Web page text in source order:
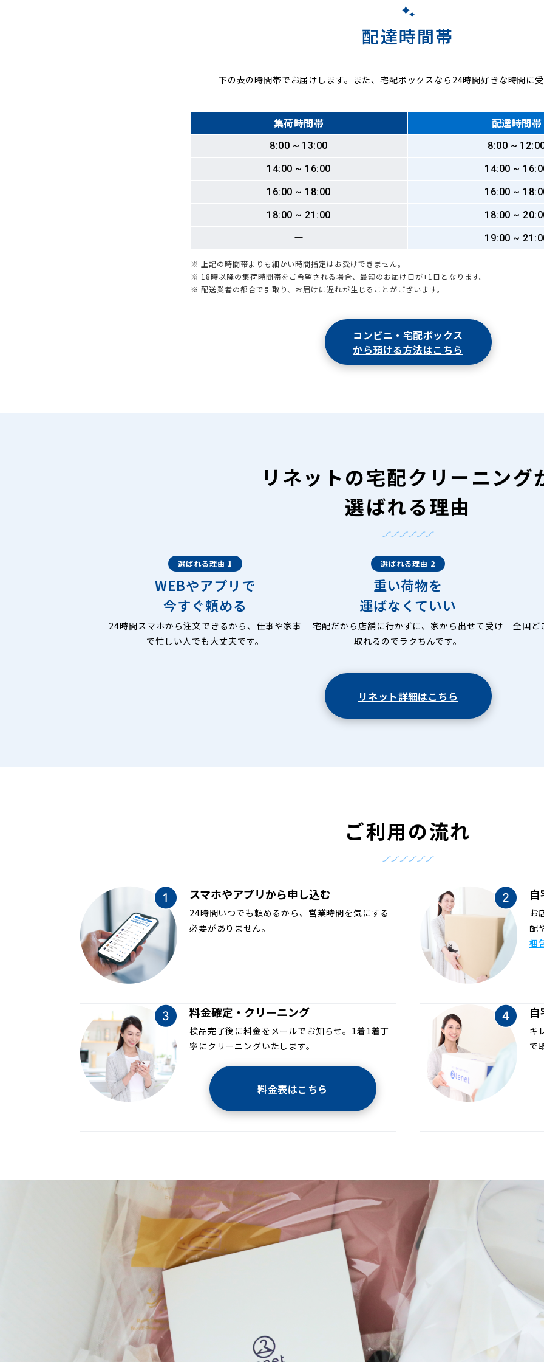
配達時間帯
下の表の時間帯でお届けします。また、宅配ボックスなら24時間好きな時間に
集荷時間帯 配達時間帯
8:00 ~ 13:00
8:00 ~
14:00 ~ 16:00
14:00 ~
16:00 ~ 18:00
16:00 ~
18:00 ~ 21:00
18:00 ~
ー
19:00 ~
※ 上記の時間帯よりも細かい時間指定はお受けできません。
※ 18時以降の集荷時間帯をご希望される場合、最短のお届け日が+1日となります。
※ 配送業者の都合で引取り、お届けに遅れが生じることがございます。
コンビニ・宅配ボックス
から預ける方法はこちら
リネットの宅配クリーニング
選ばれる理由
選ばれる理由 1
WEBやアプリで
今すぐ頼める
24時間スマホから注文できるから、仕事や家事
で忙しい人でも大丈夫です。
選ばれる理由 2
重い荷物を
運ばなくていい
宅配だから店舗に行かずに、家から出せて受け
取れるのでラクちんです。
全国ど
リネット詳細はこちら
ご利用の流れ
スマホやアプリから申し込む
24時間いつでも頼めるから、営業時間を気にする
必要がありません。
お
配
梱
料金確定・クリーニング
検品完了後に料金をメールでお知らせ。1着1着丁
寧にクリーニングいたします。
料金表はこちら
キ
で